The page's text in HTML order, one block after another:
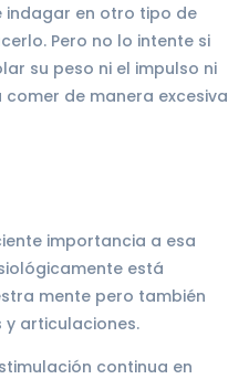
indagar en otro tipo de
Pero no lo intente si
su peso ni el impulso ni
de manera excesiva
importancia a esa
está
mente pero también
y articulaciones.
continua en